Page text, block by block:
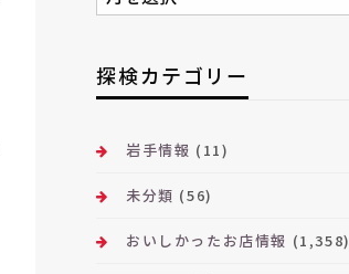
別
ー
カ
ブ
探検カテゴリー
岩手情報 (11)
未分類 (56)
おいしかったお店情報 (1,358)